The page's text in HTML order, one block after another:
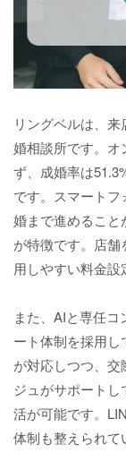
リングベルは、
婚相談所です。オ
ず、成婚率は
です。スマート
婚まで進めること
が特徴です。店
用しやすい料金設
また、AIと専任
ート体制を採用
が対応しつつ、
ジュがサポート
活が可能です。
体制も整えられて